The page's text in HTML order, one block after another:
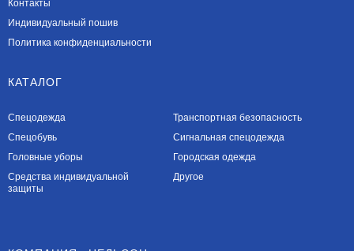
Контакты
Индивидуальный пошив
Политика конфиденциальности
КАТАЛОГ
Спецодежда
Спецобувь
Головные уборы
Средства индивидуальной
защиты
Транспортная безопасность
Сигнальная спецодежда
Городская одежда
Другое